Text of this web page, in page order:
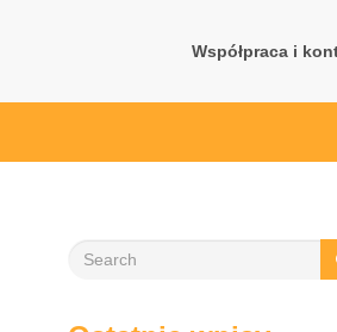
Współpraca i